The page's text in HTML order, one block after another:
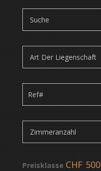
Preisklasse CHF